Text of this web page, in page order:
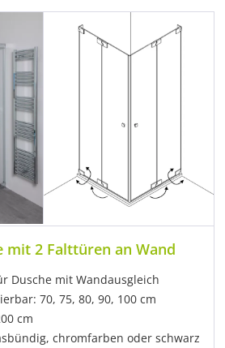
mit 2 Falttüren an Wand
Dusche mit Wandausgleich
70, 75, 80, 90, 100 cm
cm
chromfarben oder schwarz